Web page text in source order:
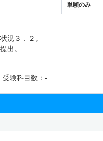
単願のみ
況３．２。
出。
験科目数：-